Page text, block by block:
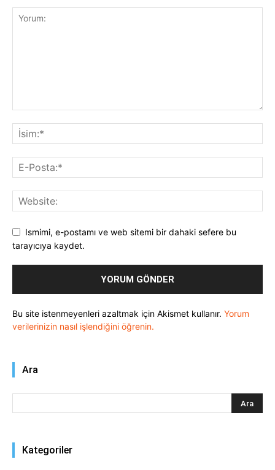
Ismimi, e-postamı ve web sitemi bir dahaki sefere bu
tarayıcıya kaydet.
Bu site istenmeyenleri azaltmak için Akismet kullanır. Yorum
verilerinizin nasıl işlendiğini öğrenin.
Ara
Kategoriler